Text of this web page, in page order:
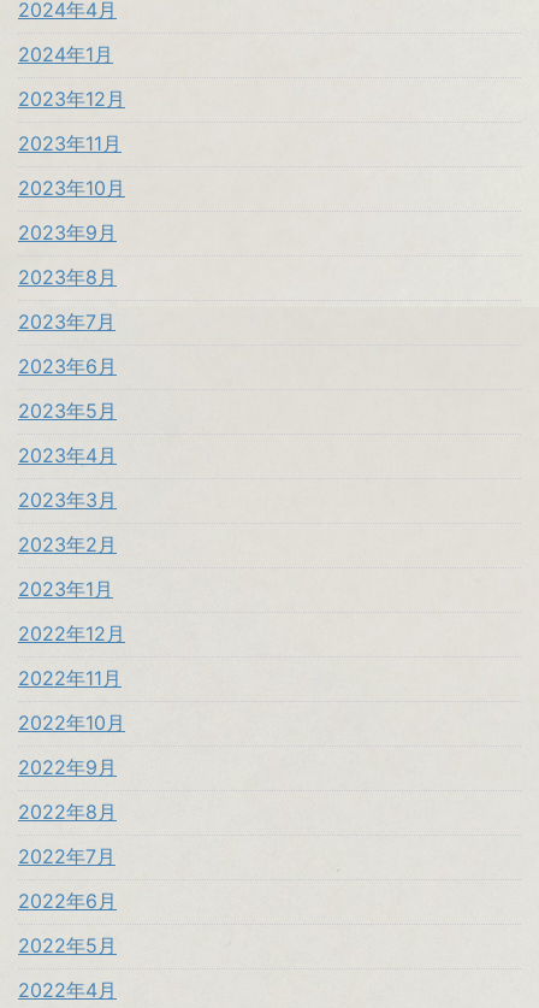
2024年4月
2024年1月
2023年12月
2023年11月
2023年10月
2023年9月
2023年8月
2023年7月
2023年6月
2023年5月
2023年4月
2023年3月
2023年2月
2023年1月
2022年12月
2022年11月
2022年10月
2022年9月
2022年8月
2022年7月
2022年6月
2022年5月
2022年4月